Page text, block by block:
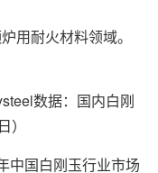
耐火材料领域。
数据：国内白刚
国白刚玉行业市场